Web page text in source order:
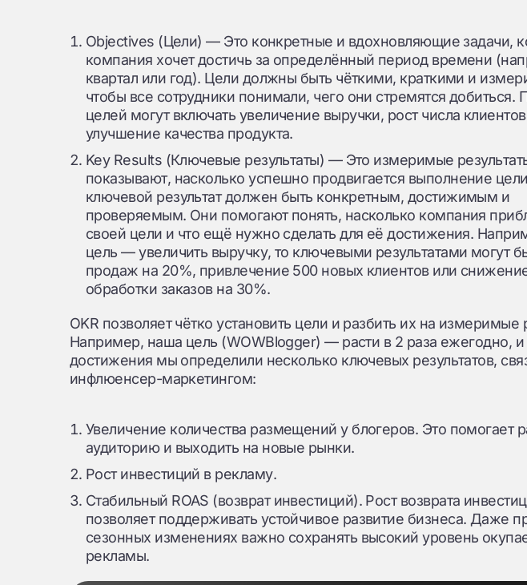
Objectives (Цели) — Это конкретные и вдохновляющие задачи,
компания хочет достичь за определённый период времени
квартал или год). Цели должны быть чёткими, краткими и
чтобы все сотрудники понимали, чего они стремятся добиться.
целей могут включать увеличение выручки, рост числа
улучшение качества продукта.
Key Results (Ключевые результаты) — Это измеримые
показывают, насколько успешно продвигается выполнение
ключевой результат должен быть конкретным, достижимым и
проверяемым. Они помогают понять, насколько компания
своей цели и что ещё нужно сделать для её достижения.
цель — увеличить выручку, то ключевыми результатами могут
продаж на 20%, привлечение 500 новых клиентов или
обработки заказов на 30%.
OKR позволяет чётко установить цели и разбить их на измеримые
Например, наша цель (WOWBlogger) — расти в 2 раза ежегодно, и
достижения мы определили несколько ключевых результатов,
инфлюенсер-маркетингом:
Увеличение количества размещений у блогеров. Это помогает
аудиторию и выходить на новые рынки.
Рост инвестиций в рекламу.
Стабильный ROAS (возврат инвестиций). Рост возврата
позволяет поддерживать устойчивое развитие бизнеса. Даже
сезонных изменениях важно сохранять высокий уровень
рекламы.